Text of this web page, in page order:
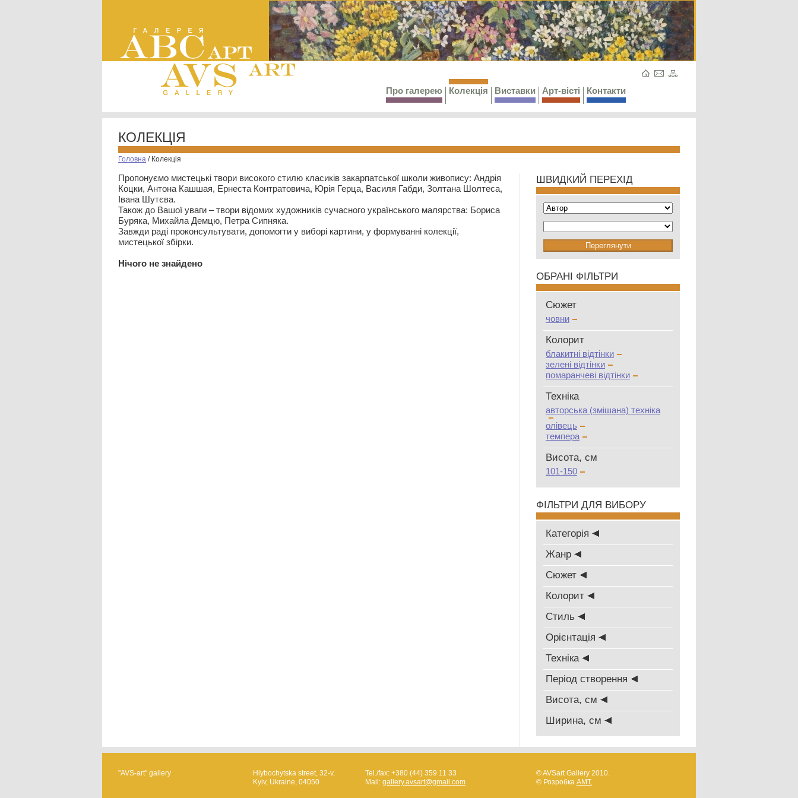
Про галерею Колекція Виставки Арт-вісті Контакти
КОЛЕКЦІЯ
Головна / Колекція
Пропонуємо мистецькі твори високого стилю класиків закарпатської школи живопису: Андрія
Коцки, Антона Кашшая, Ернеста Контратовича, Юрія Герца, Василя Габди, Золтана Шолтеса,
Івана Шутєва.
Також до Вашої уваги – твори відомих художників сучасного українського малярства: Бориса
Буряка, Михайла Демцю, Петра Сипняка.
Завжди раді проконсультувати, допомогти у виборі картини, у формуванні колекції,
мистецької збірки.
Нiчого не знайдено
ШВИДКИЙ ПЕРЕХІД
ОБРАНІ ФІЛЬТРИ
Сюжет
човни
Колорит
блакитні відтінки
зелені відтінки
помаранчеві відтінки
Техніка
авторська (змішана) техніка
олівець
темпера
Висота, см
101-150
ФІЛЬТРИ ДЛЯ ВИБОРУ
Категорія
Жанр
Сюжет
Колорит
Стиль
Oрієнтація
Техніка
Період створення
Висота, см
Ширина, см
"AVS-art" gallery
Hlybochytska street, 32-v,
Kyiv, Ukraine, 04050
Tel./fax: +380 (44) 359 11 33
Mail: gallery.avsart@gmail.com
© AVSart Gallery 2010.
© Розробка AMT,